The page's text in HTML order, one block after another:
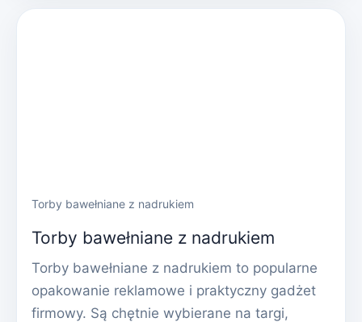
Torby bawełniane z nadrukiem
Torby bawełniane z nadrukiem
Torby bawełniane z nadrukiem to popularne
opakowanie reklamowe i praktyczny gadżet
firmowy. Są chętnie wybierane na targi,